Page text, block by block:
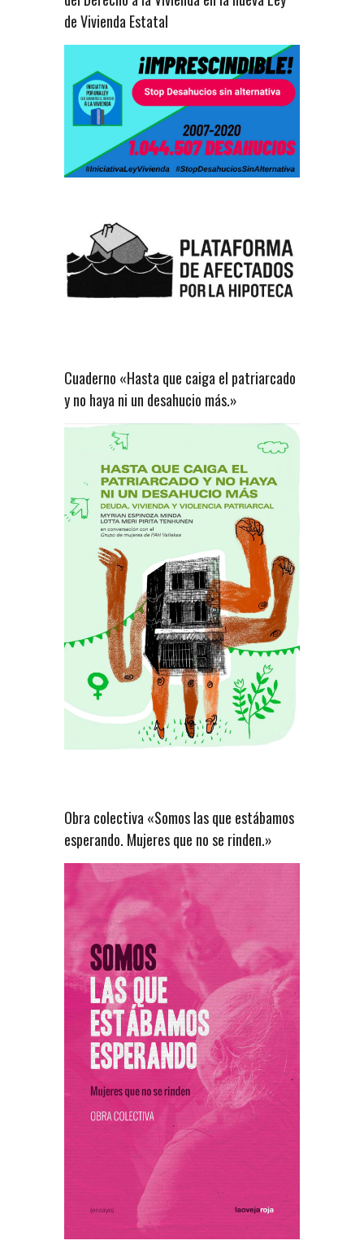
de Vivienda Estatal
Cuaderno «Hasta que caiga el patriarcado
y no haya ni un desahucio más.»
Obra colectiva «Somos las que estábamos
esperando. Mujeres que no se rinden.»